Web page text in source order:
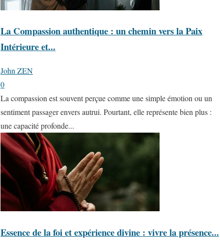
La Compassion authentique : un chemin vers la Paix
Intérieure et...
John ZEN
0
La compassion est souvent perçue comme une simple émotion ou un
sentiment passager envers autrui. Pourtant, elle représente bien plus :
une capacité profonde...
Essence de la foi et expérience divine : vivre la présence...